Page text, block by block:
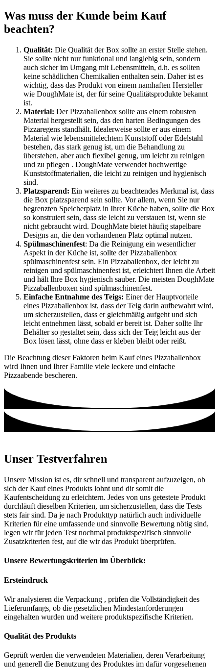
Was muss der Kunde beim Kauf
beachten?
Qualität: Die Qualität der Box sollte an erster Stelle stehen.
Sie sollte nicht nur funktional und langlebig sein, sondern
auch sicher im Umgang mit Lebensmitteln, d.h. es sollten
keine schädlichen Chemikalien enthalten sein. Daher ist es
wichtig, dass das Produkt von einem namhaften Hersteller
wie DoughMate ist, der für seine Qualitätsprodukte bekannt
ist.
Material: Der Pizzaballenbox sollte aus einem robusten
Material hergestellt sein, das den harten Bedingungen des
Pizzaregens standhält. Idealerweise sollte er aus einem
Material wie lebensmittelechtem Kunststoff oder Edelstahl
bestehen, das stark genug ist, um die Behandlung zu
überstehen, aber auch flexibel genug, um leicht zu reinigen
und zu pflegen . DoughMate verwendet hochwertige
Kunststoffmaterialien, die leicht zu reinigen und hygienisch
sind.
Platzsparend: Ein weiteres zu beachtendes Merkmal ist, dass
die Box platzsparend sein sollte. Vor allem, wenn Sie nur
begrenzten Speicherplatz in Ihrer Küche haben, sollte die Box
so konstruiert sein, dass sie leicht zu verstauen ist, wenn sie
nicht gebraucht wird. DoughMate bietet häufig stapelbare
Designs an, die den vorhandenen Platz optimal nutzen.
Spülmaschinenfest: Da die Reinigung ein wesentlicher
Aspekt in der Küche ist, sollte der Pizzaballenbox
spülmaschinenfest sein. Ein Pizzaballenbox, der leicht zu
reinigen und spülmaschinenfest ist, erleichtert Ihnen die Arbeit
und hält Ihre Box hygienisch sauber. Die meisten DoughMate
Pizzaballenboxen sind spülmaschinenfest.
Einfache Entnahme des Teigs: Einer der Hauptvorteile
eines Pizzaballenbox ist, dass der Teig darin aufbewahrt wird,
um sicherzustellen, dass er gleichmäßig aufgeht und sich
leicht entnehmen lässt, sobald er bereit ist. Daher sollte Ihr
Behälter so gestaltet sein, dass sich der Teig leicht aus der
Box lösen lässt, ohne dass er kleben bleibt oder reißt.
Die Beachtung dieser Faktoren beim Kauf eines Pizzaballenbox
wird Ihnen und Ihrer Familie viele leckere und einfache
Pizzaabende bescheren.
Unser Testverfahren
Unsere Mission ist es, dir schnell und transparent aufzuzeigen, ob
sich der Kauf eines Produkts lohnt und dir somit die
Kaufentscheidung zu erleichtern. Jedes von uns getestete Produkt
durchläuft dieselben Kriterien, um sicherzustellen, dass die Tests
stets fair sind. Da je nach Produkttyp natürlich auch individuelle
Kriterien für eine umfassende und sinnvolle Bewertung nötig sind,
legen wir für jeden Test nochmal produktspezifisch sinnvolle
Zusatzkriterien fest, auf die wir das Produkt überprüfen.
Unsere Bewertungskriterien im Überblick:
Ersteindruck
Wir analysieren die Verpackung , prüfen die Vollständigkeit des
Lieferumfangs, ob die gesetzlichen Mindestanforderungen
eingehalten wurden und weitere produktspezifische Kriterien.
Qualität des Produkts
Geprüft werden die verwendeten Materialien, deren Verarbeitung
und generell die Benutzung des Produktes im dafür vorgesehenen